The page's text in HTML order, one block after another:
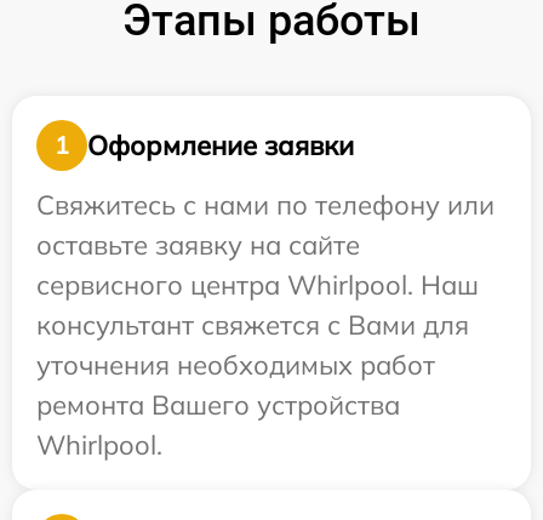
Этапы работы
1
Оформление заявки
Свяжитесь с нами по телефону или
оставьте заявку на сайте
сервисного центра Whirlpool. Наш
консультант свяжется с Вами для
уточнения необходимых работ
ремонта Вашего устройства
Whirlpool.